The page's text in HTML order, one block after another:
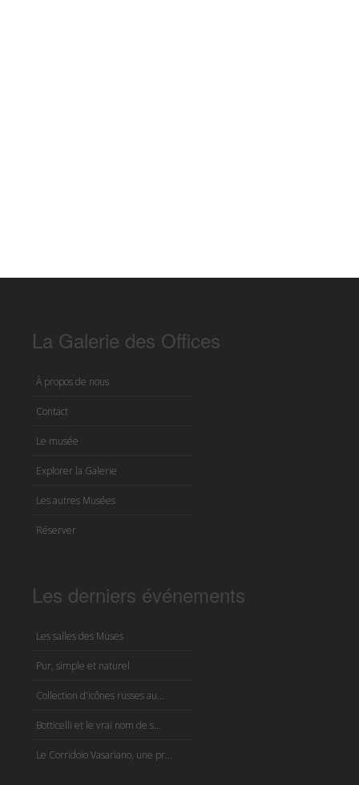
La Galerie des Offices
À propos de nous
Contact
Le musée
Explorer la Galerie
Les autres Musées
Réserver
Les derniers événements
Les salles des Muses
Pur, simple et naturel
Collection d'icônes russes au...
Botticelli et le vrai nom de s...
Le Corridoio Vasariano, une pr...